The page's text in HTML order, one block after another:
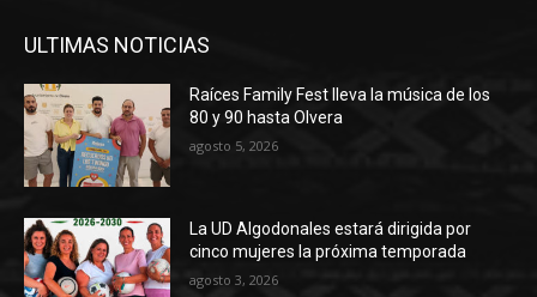
ULTIMAS NOTICIAS
Raíces Family Fest lleva la música de los
80 y 90 hasta Olvera
agosto 5, 2026
La UD Algodonales estará dirigida por
cinco mujeres la próxima temporada
agosto 3, 2026